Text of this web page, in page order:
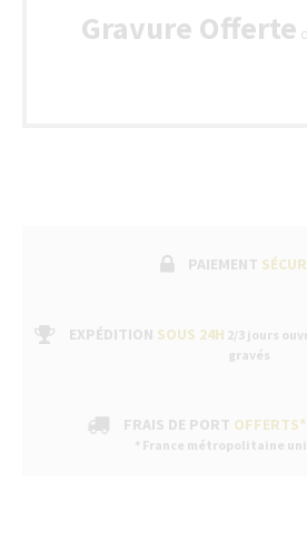
Gravure Offerte
PAIEMENT
EXPÉDITION SOUS 24H 2/3 jours
gravés
FRAIS DE PORT OFFERTS*
* France métropolitaine